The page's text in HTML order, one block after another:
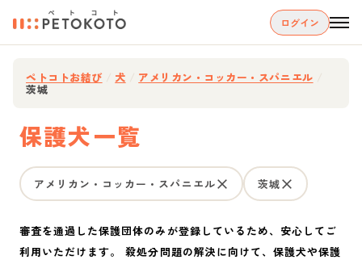
ログイン
ペトコトお結び 犬 アメリカン・コッカー・スパニエル
茨城
保護犬一覧
アメリカン・コッカー・スパニエル 茨城
審査を通過した保護団体のみが登録しているため、安心してご
利用いただけます。 殺処分問題の解決に向けて、保護犬や保護